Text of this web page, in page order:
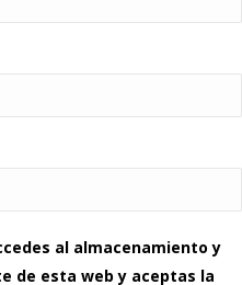
al almacenamiento y
de esta web y aceptas la